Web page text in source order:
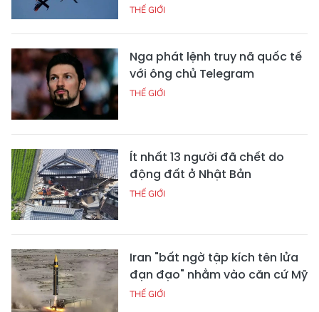
THẾ GIỚI
Nga phát lệnh truy nã quốc tế
với ông chủ Telegram
THẾ GIỚI
Ít nhất 13 người đã chết do
động đất ở Nhật Bản
THẾ GIỚI
Iran "bất ngờ tập kích tên lửa
đạn đạo" nhằm vào căn cứ Mỹ
THẾ GIỚI